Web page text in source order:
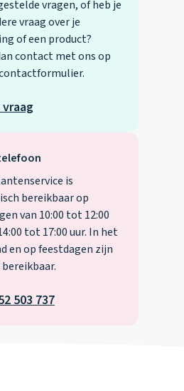
is
bereikbaar op
van 10:00 tot 12:00
tot 17:00 uur. In het
en op feestdagen zijn
503 737
vragen, of heb je
vraag over je
of een product?
contact met ons op